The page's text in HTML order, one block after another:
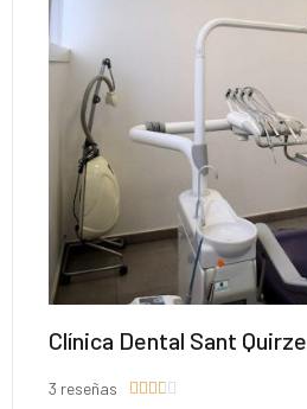
Clínica Dental Sant Quirze
3 reseñas     